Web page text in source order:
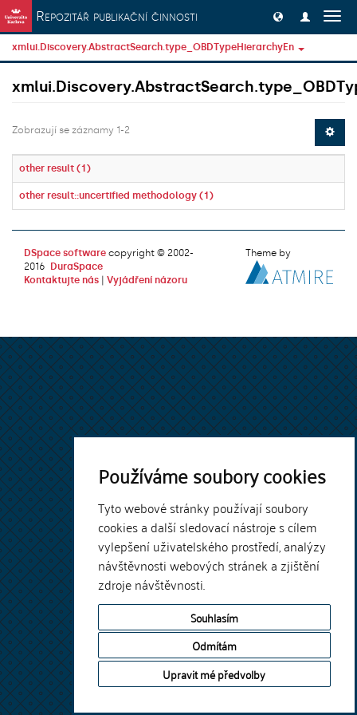
Používáme soubory cookies
Tyto webové stránky používají soubory
cookies a další sledovací nástroje s cílem
vylepšení uživatelského prostředí, analýzy
návštěvnosti webových stránek a zjištění
zdroje návštěvnosti.
Souhlasím
Odmítám
Upravit mé předvolby
Přeskočit na obsah
Repozitář publikační činnosti
xmlui.Discovery.AbstractSearch.type_OBDTypeHierarchyEn
Zobrazují se záznamy 1-2
other result (1)
other result::uncertified methodology (1)
DSpace software copyright © 2002-
2016
DuraSpace
Kontaktujte nás
Vyjádření názoru
Theme by